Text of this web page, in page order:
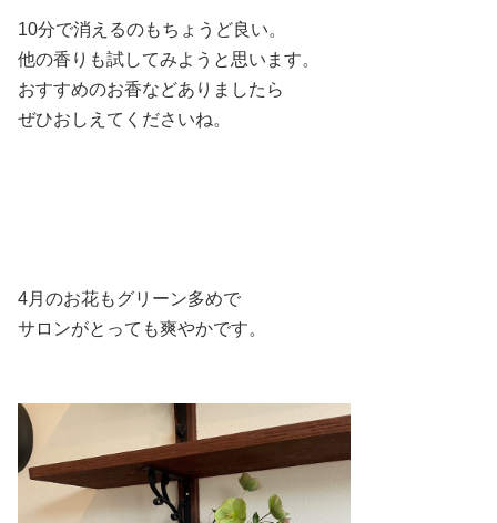
10分で消えるのもちょうど良い。
他の香りも試してみようと思います。
おすすめのお香などありましたら
ぜひおしえてくださいね。
4月のお花もグリーン多めで
サロンがとっても爽やかです。